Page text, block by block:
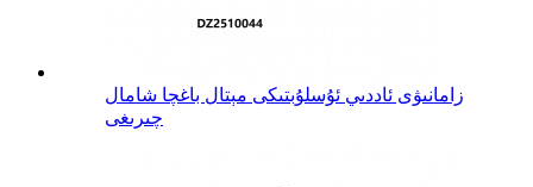
زامانىۋى ئاددىي ئۇسلۇبتىكى مېتال باغچا شامال
چىرىغى